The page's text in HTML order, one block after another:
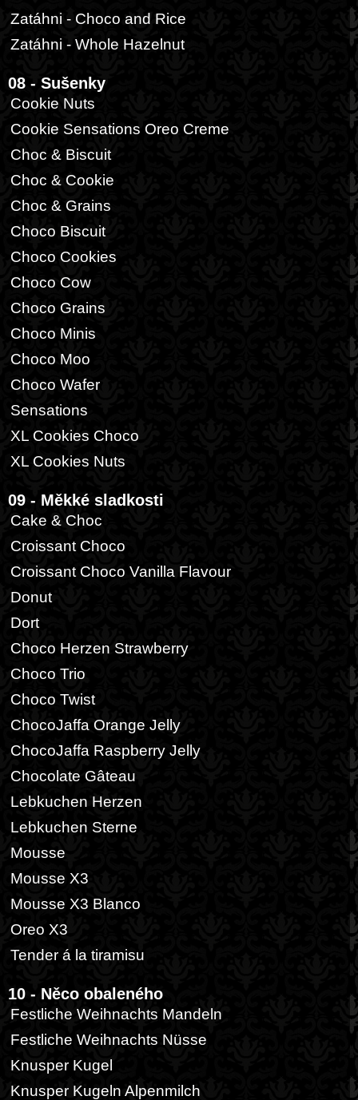
Zatáhni - Choco and Rice
Zatáhni - Whole Hazelnut
08 - Sušenky
Cookie Nuts
Cookie Sensations Oreo Creme
Choc & Biscuit
Choc & Cookie
Choc & Grains
Choco Biscuit
Choco Cookies
Choco Cow
Choco Grains
Choco Minis
Choco Moo
Choco Wafer
Sensations
XL Cookies Choco
XL Cookies Nuts
09 - Měkké sladkosti
Cake & Choc
Croissant Choco
Croissant Choco Vanilla Flavour
Donut
Dort
Choco Herzen Strawberry
Choco Trio
Choco Twist
ChocoJaffa Orange Jelly
ChocoJaffa Raspberry Jelly
Chocolate Gâteau
Lebkuchen Herzen
Lebkuchen Sterne
Mousse
Mousse X3
Mousse X3 Blanco
Oreo X3
Tender á la tiramisu
10 - Něco obaleného
Festliche Weihnachts Mandeln
Festliche Weihnachts Nüsse
Knusper Kugel
Knusper Kugeln Alpenmilch